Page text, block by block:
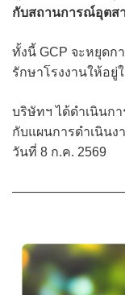
กับสถานการณ์อุตส
ทั้งนี้ GCP จะหยุดก
รักษาโรงงานให้อ
บริษัทฯ ได้ดำเนินก
กับแผนการดำเนินง
วันที่ 8 ก.ค. 2569